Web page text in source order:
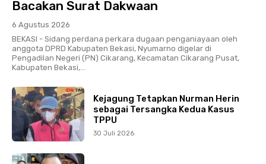
Bacakan Surat Dakwaan
6 Agustus 2026
BEKASI - Sidang perdana perkara dugaan penganiayaan oleh
anggota DPRD Kabupaten Bekasi, Nyumarno digelar di
Pengadilan Negeri (PN) Cikarang, Kecamatan Cikarang Pusat,
Kabupaten Bekasi,...
Kejagung Tetapkan Nurman Herin
sebagai Tersangka Kedua Kasus
TPPU
30 Juli 2026